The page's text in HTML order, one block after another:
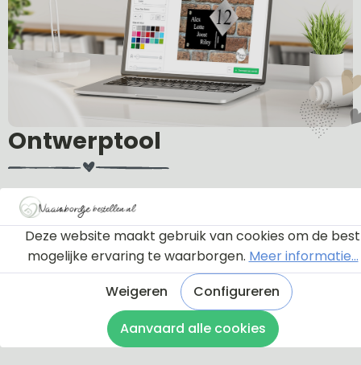
Ontwerptool
Via onderstaande knop komt u bij een instructie en
een tutorial die u een rondleiding geeft door de
ontwerptool. Hierdoor weet u precies hoe u zelf uw
naambordje helemaal kunt aanpassen en naar uw
eigen smaak kunt ontwerpen.
Bekijk de instructie
Deze website maakt gebruik van cookies om de best
mogelijke ervaring te waarborgen. Meer informatie...
Weigeren
Configureren
Aanvaard alle cookies